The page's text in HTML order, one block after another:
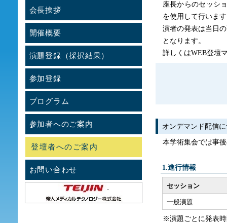
会長挨拶
開催概要
演題登録（採択結果）
参加登録
プログラム
参加者へのご案内
登壇者へのご案内
お問い合わせ
座長からのセッシ
を使用して行いま
演者の発表は当日
となります。
詳しくはWEB登壇
オンデマンド配信
本学術集会では事
1.進行情報
セッション
一般演題
※演題ごとに発表